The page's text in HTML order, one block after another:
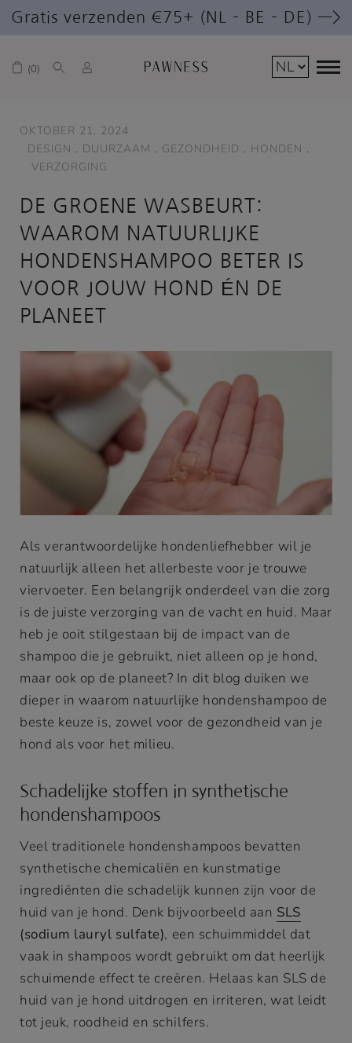
Gratis verzenden €75+ (NL – BE – DE) —>
0
OKTOBER 21, 2024
DESIGN . DUURZAAM . GEZONDHEID . HONDEN .
VERZORGING
DE GROENE WASBEURT:
WAAROM NATUURLIJKE
HONDENSHAMPOO BETER IS
VOOR JOUW HOND ÉN DE
PLANEET
Als verantwoordelijke hondenliefhebber wil je
natuurlijk alleen het allerbeste voor je trouwe
viervoeter. Een belangrijk onderdeel van die zorg
is de juiste verzorging van de vacht en huid. Maar
heb je ooit stilgestaan bij de impact van de
shampoo die je gebruikt, niet alleen op je hond,
maar ook op de planeet? In dit blog duiken we
dieper in waarom natuurlijke hondenshampoo de
beste keuze is, zowel voor de gezondheid van je
hond als voor het milieu.
Schadelijke stoffen in synthetische
hondenshampoos
Veel traditionele hondenshampoos bevatten
synthetische chemicaliën en kunstmatige
ingrediënten die schadelijk kunnen zijn voor de
huid van je hond. Denk bijvoorbeeld aan SLS
(sodium lauryl sulfate), een schuimmiddel dat
vaak in shampoos wordt gebruikt om dat heerlijk
schuimende effect te creëren. Helaas kan SLS de
huid van je hond uitdrogen en irriteren, wat leidt
tot jeuk, roodheid en schilfers.